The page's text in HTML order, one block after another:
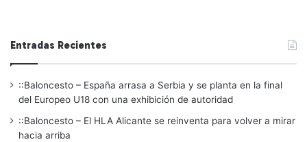
Entradas Recientes
::Baloncesto – España arrasa a Serbia y se planta en la final
del Europeo U18 con una exhibición de autoridad
::Baloncesto – El HLA Alicante se reinventa para volver a mirar
hacia arriba